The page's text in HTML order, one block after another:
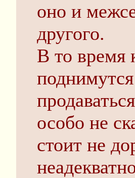
оно и
другого.
В то время
особо не
стоит не